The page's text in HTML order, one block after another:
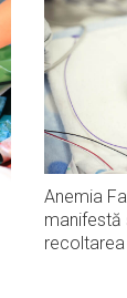
Anemia
manifestă